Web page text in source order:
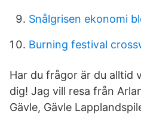
Snålgrisen ekonomi
Burning festival
Har du frågor är du alltid
dig! Jag vill resa från
Gävle, Gävle